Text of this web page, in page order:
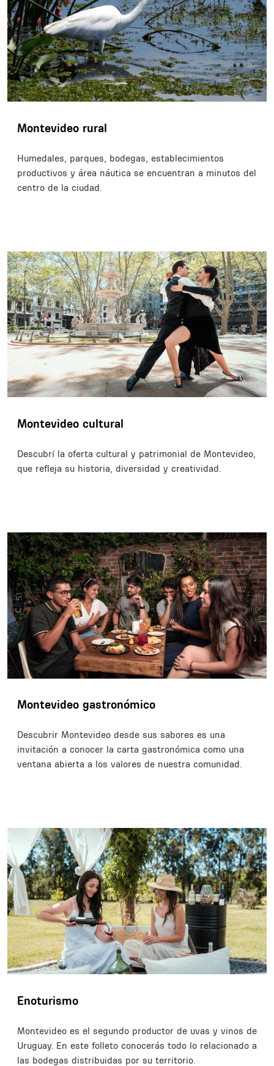
Montevideo rural
Humedales, parques, bodegas, establecimientos
productivos y área náutica se encuentran a minutos del
centro de la ciudad.
Montevideo cultural
Descubrí la oferta cultural y patrimonial de Montevideo,
que refleja su historia, diversidad y creatividad.
Montevideo gastronómico
Descubrir Montevideo desde sus sabores es una
invitación a conocer la carta gastronómica como una
ventana abierta a los valores de nuestra comunidad.
Enoturismo
Montevideo es el segundo productor de uvas y vinos de
Uruguay. En este folleto conocerás todo lo relacionado a
las bodegas distribuidas por su territorio.